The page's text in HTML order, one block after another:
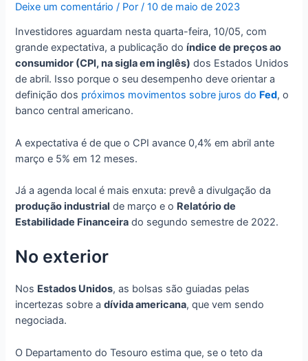
Deixe um comentário / Por/10 de maio de 2023
Investidores aguardam nesta quarta-feira, 10/05, com
grande expectativa, a publicação doíndice de preços ao
consumidor (CPI, na sigla em inglês) dos Estados Unidos
de abril. Isso porque o seu desempenho deve orientar a
definição dos próximos movimentos sobre juros do Fed, o
banco central americano.
A expectativa é de que o CPI avance 0,4% em abril ante
março e 5% em 12 meses.
Já a agenda local é mais enxuta: prevê a divulgação da
produção industrial de março e o Relatório de
Estabilidade Financeira do segundo semestre de 2022.
No exterior
Nos Estados Unidos, as bolsas são guiadas pelas
incertezas sobre adívida americana, que vem sendo
negociada.
O Departamento do Tesouro estima que, se o teto da